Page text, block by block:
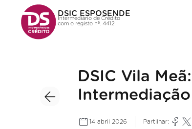
DSIC ESPOSENDE
Intermediário de Crédito
com o registo nº. 4412
DSIC Vila
14 abril 2026 Partilhar: